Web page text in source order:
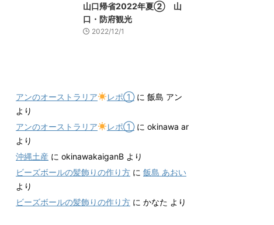
山口帰省2022年夏② 山
口・防府観光
2022/12/1
アンのオーストラリア レポ①に 飯島 アン
より
アンのオーストラリア
レポ①に okinawa ar
より
沖縄土産 に okinawakaiganB より
ビーズボールの髪飾りの作り方 に 飯島 あおい
より
ビーズボールの髪飾りの作り方 に かなた より